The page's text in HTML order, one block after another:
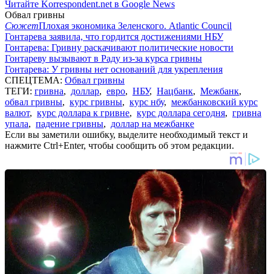
Читайте Korrespondent.net в Google News
Обвал гривны
СюжетПлохая экономика Зеленского. Atlantic Council
Гонтарева заявила, что гордится достижениями НБУ
Гонтарева: Гривну раскачивают политические новости
Гонтареву вызывают в Раду из-за курса гривны
Гонтарева: У гривны нет оснований для укрепления
СПЕЦТЕМА: Обвал гривны
ТЕГИ: гривна, доллар, евро, НБУ, Нацбанк, Межбанк,
обвал гривны, курс гривны, курс нбу, межбанковский курс
валют, курс доллара к гривне, курс доллара сегодня, гривна
упала, падение гривны, доллар на межбанке
Если вы заметили ошибку, выделите необходимый текст и
нажмите Ctrl+Enter, чтобы сообщить об этом редакции.